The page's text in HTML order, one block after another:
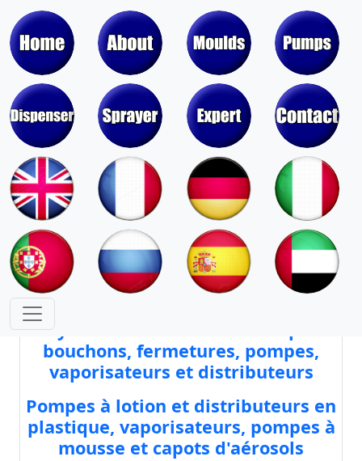
Moules pour pompes, vaporisateurs,
distributeurs et valves d'aérosols
Moules pour bouchons, fermetures,
couvercles, pots et tubes de rouge à
lèvres
Noyaux et cavités de moules pour
bouchons, fermetures, pompes,
vaporisateurs et distributeurs
Pompes à lotion et distributeurs en
plastique, vaporisateurs, pompes à
mousse et capots d'aérosols